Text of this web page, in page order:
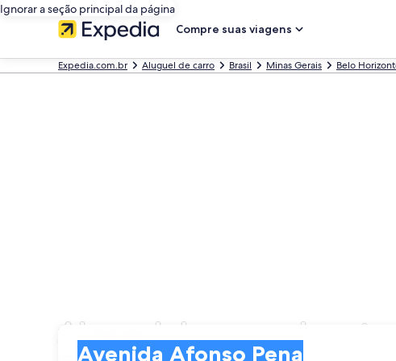
Ignorar a seção principal da página
Compre suas viagens
Expedia.com.br Aluguel de carro Brasil Minas Gerais Belo
Aluguel de carros
Avenida Afonso Pena